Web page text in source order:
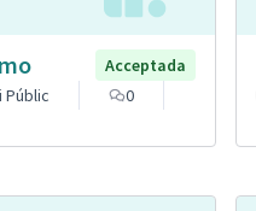
Acceptada
Públic
0